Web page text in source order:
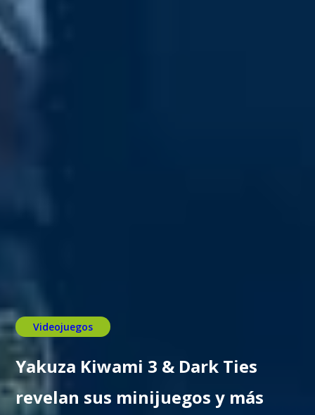
Videojuegos
Yakuza Kiwami 3 & Dark Ties
revelan sus minijuegos y más